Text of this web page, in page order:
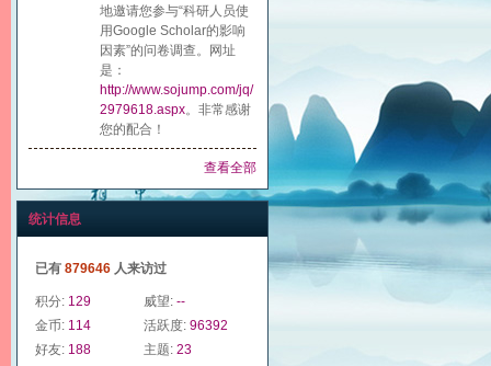
地邀请您参与“科研人员使
用Google Scholar的影响
因素”的问卷调查。网址
是：
http://www.sojump.com/jq/
2979618.aspx。非常感谢
您的配合！
查看全部
统计信息
已有 879646 人来访过
积分: 129 威望: --
金币: 114 活跃度: 96392
好友: 188 主题: 23